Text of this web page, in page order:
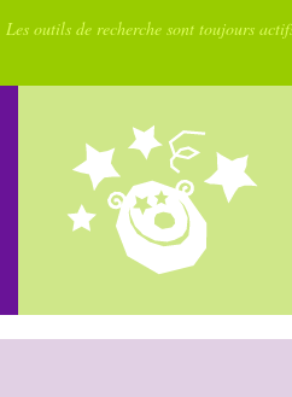
outils de recherche sont toujours